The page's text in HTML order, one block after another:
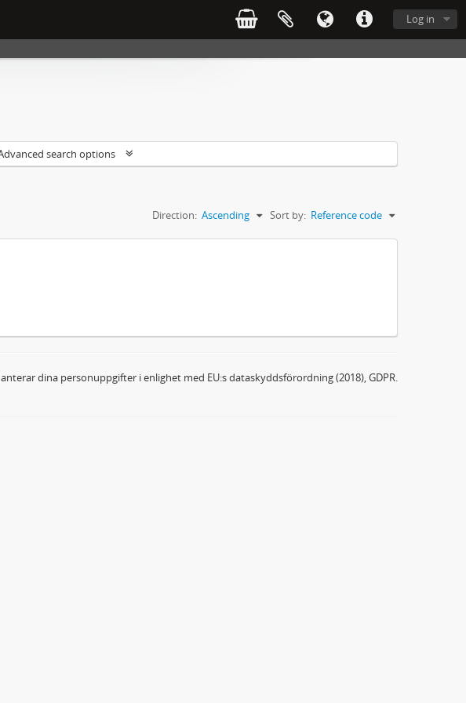
Log in
search options
Sort by: Reference code
Direction: Ascending
dina personuppgifter i enlighet med EU:s dataskyddsförordning (2018), GDPR.